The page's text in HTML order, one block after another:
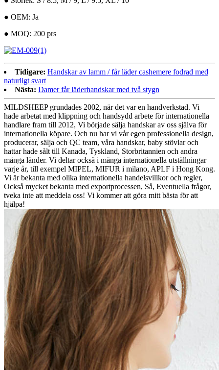
● OEM: Ja
● MOQ: 200 prs
Tidigare: Handskar av lamm / får läder cashemere fodrad med
naturligt svart
Nästa: Damer får läderhandskar med två stygn
MILDSHEEP grundades 2002, när det var en handverkstad. Vi
hade arbetat med klippning och handsydd arbete för internationella
handlare fram till 2012, Vi började sälja handskar av oss själva för
internationella köpare. Och nu har vi vår egen professionella design,
producerar, sälja och QC team, våra handskar, baby stövlar och
hattar hade sålt till Kanada, Tyskland, Storbritannien och andra
många länder. Vi deltar också i många internationella utställningar
varje år, till exempel MIPEL, MIFUR i milano, APLF i Hong Kong.
Vi är bekanta med olika internationella handelsvillkor och regler,
Också mycket bekanta med exportprocessen, Så, Eventuella frågor,
tveka inte att meddela oss! Vi kommer att göra mitt bästa för att
hjälpa!